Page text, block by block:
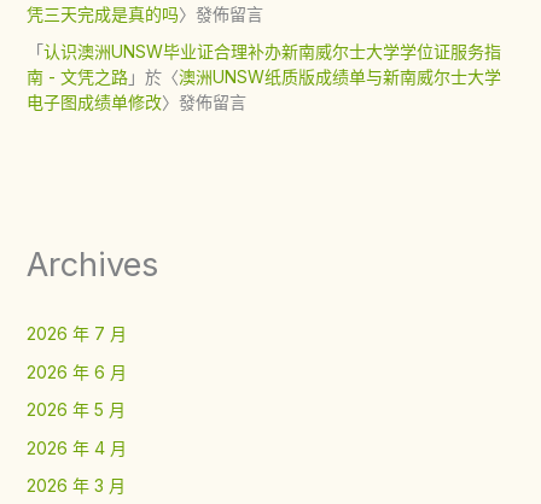
凭三天完成是真的吗〉發佈留言
「认识澳洲UNSW毕业证合理补办新南威尔士大学学位证服务指
南 - 文凭之路」於〈澳洲UNSW纸质版成绩单与新南威尔士大学
电子图成绩单修改〉發佈留言
Archives
2026 年 7 月
2026 年 6 月
2026 年 5 月
2026 年 4 月
2026 年 3 月